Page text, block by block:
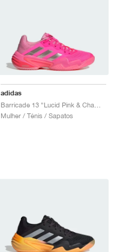
adidas
Mulher / Ténis / Sapatos